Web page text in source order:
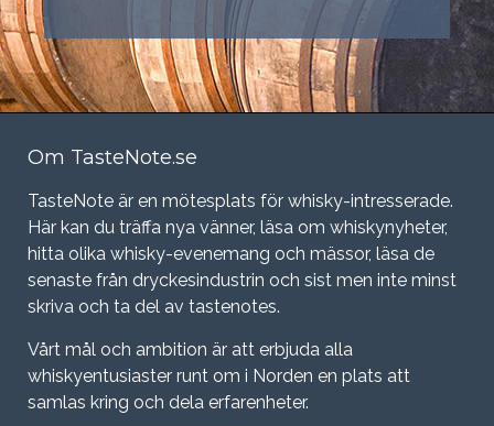
Om TasteNote.se
TasteNote är en mötesplats för whisky-intresserade.
Här kan du träffa nya vänner, läsa om whiskynyheter,
hitta olika whisky-evenemang och mässor, läsa de
senaste från dryckesindustrin och sist men inte minst
skriva och ta del av tastenotes.
Vårt mål och ambition är att erbjuda alla
whiskyentusiaster runt om i Norden en plats att
samlas kring och dela erfarenheter.